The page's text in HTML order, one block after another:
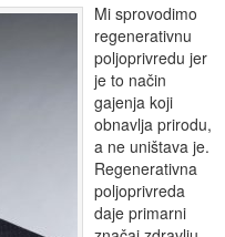
Mi sprovodimo
regenerativnu
poljoprivredu jer
je to način
gajenja koji
obnavlja prirodu,
a ne uništava je.
Regenerativna
poljoprivreda
daje primarni